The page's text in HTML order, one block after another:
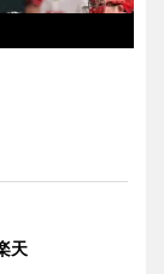
天